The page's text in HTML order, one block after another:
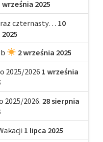
września 2025
raz czternasty… 10
2 września 2025
2025/2026 1 września
2025/2026. 28 sierpnia
1 lipca 2025